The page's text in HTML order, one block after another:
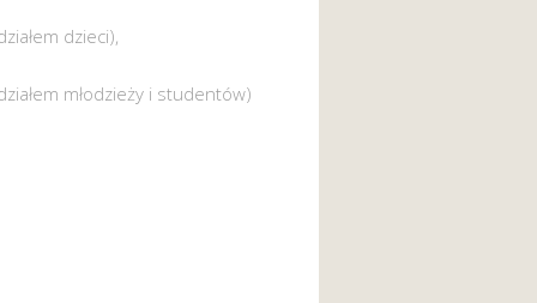
dzieci),
młodzieży i studentów)